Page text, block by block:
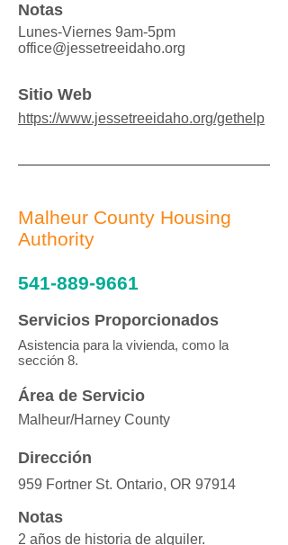
Notas
Lunes-Viernes 9am-5pm
office@jessetreeidaho.org
Sitio Web
https://www.jessetreeidaho.org/gethelp
Malheur County Housing
Authority
541-889-9661
Servicios Proporcionados
Asistencia para la vivienda, como la
sección 8.
Área de Servicio
Malheur/Harney County
Dirección
959 Fortner St. Ontario, OR 97914
Notas
2 años de historia de alquiler.